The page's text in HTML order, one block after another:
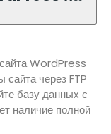
WordPress
сайта через FTP
базу данных с
наличие полной